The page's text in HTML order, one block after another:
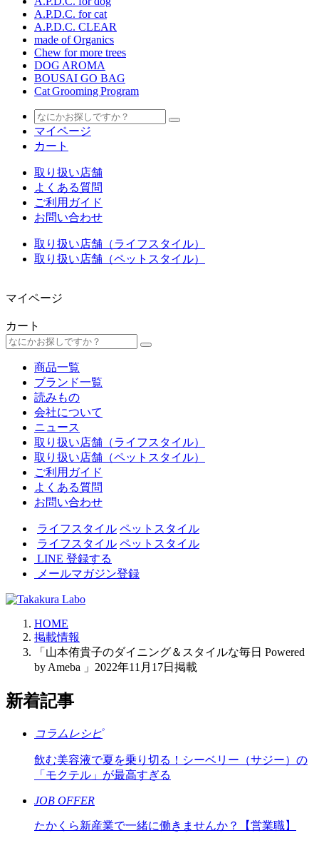
A.P.D.C. for cat
A.P.D.C. CLEAR
made of Organics
Chew for more trees
DOG AROMA
BOUSAI GO BAG
Cat Grooming Program
マイページ
カート
取り扱い店舗
よくある質問
ご利用ガイド
お問い合わせ
取り扱い店舗（ライフスタイル）
取り扱い店舗（ペットスタイル）
マイページ
カート
商品一覧
ブランド一覧
読みもの
会社について
ニュース
取り扱い店舗（ライフスタイル）
取り扱い店舗（ペットスタイル）
ご利用ガイド
よくある質問
お問い合わせ
ライフスタイル ペットスタイル
ライフスタイル ペットスタイル
LINE 登録する
メールマガジン登録
HOME
掲載情報
「山本侑貴子のダイニング＆スタイルな毎日 Powered
by Ameba 」2022年11月17日掲載
新着記事
コラムレシピ
飲む美容液で夏を乗り切る！シーベリー（サジー）の
「モクテル」が最高すぎる
JOB OFFER
たかくら新産業で一緒に働きませんか？【営業職】